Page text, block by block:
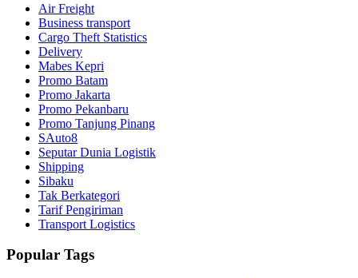
Air Freight
Business transport
Cargo Theft Statistics
Delivery
Mabes Kepri
Promo Batam
Promo Jakarta
Promo Pekanbaru
Promo Tanjung Pinang
SAuto8
Seputar Dunia Logistik
Shipping
Sibaku
Tak Berkategori
Tarif Pengiriman
Transport Logistics
Popular Tags